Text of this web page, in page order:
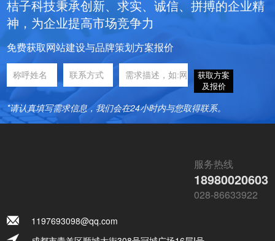
桔子科技秉承创新、求实、诚信、拼搏的企业精
神，为企业提高市场竞争力
免费获取网站建设与品牌策划方案报价
获取方案
及报价
*请认真填写需求信息，我们会在24小时内与您取得联系。
服务热线
18980020603
028-86633922
1197693098@qq.com